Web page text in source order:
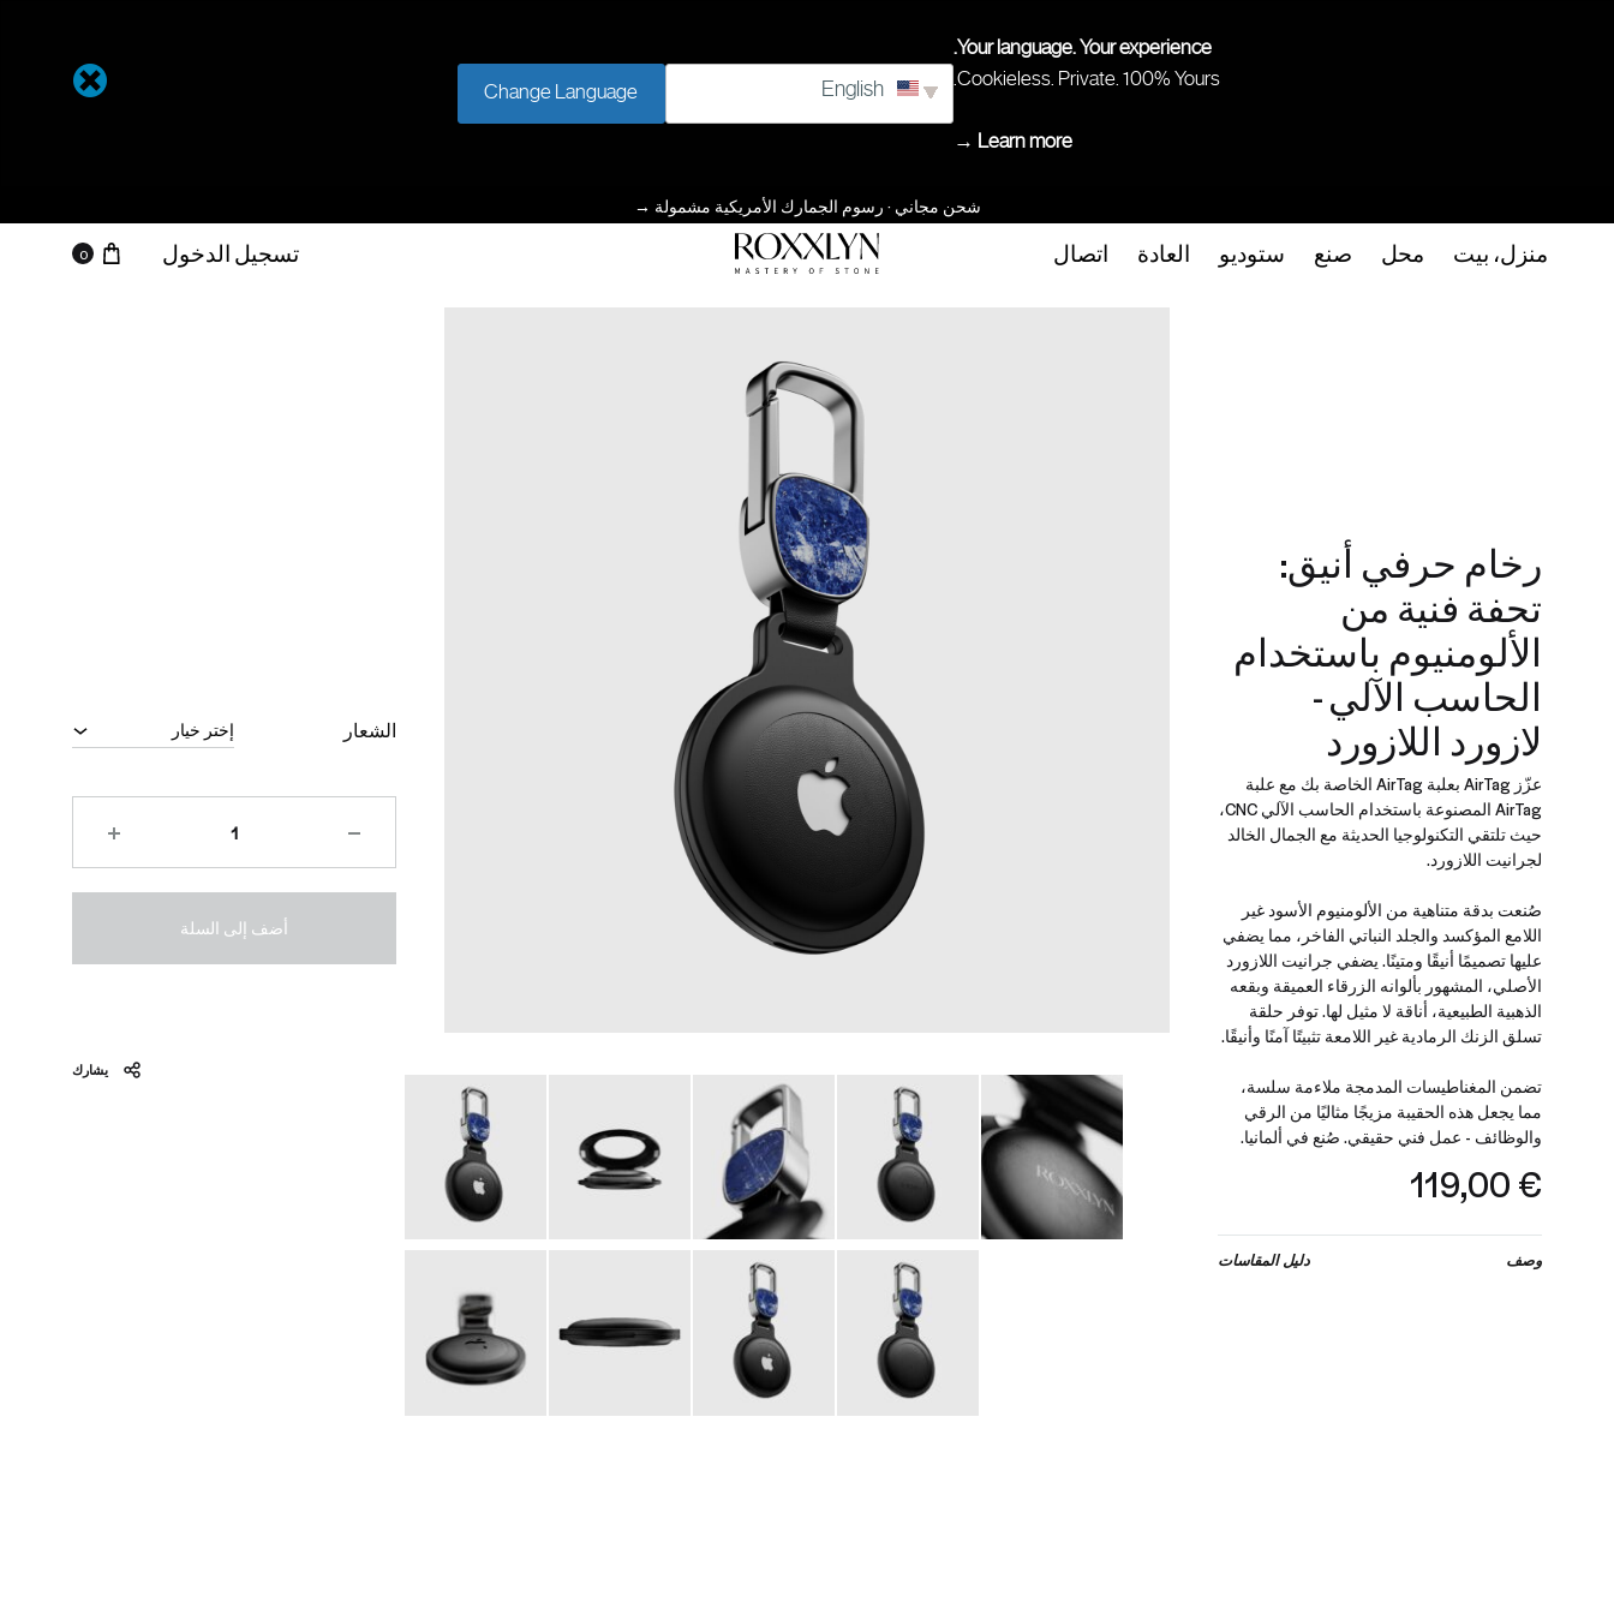
Your language. Your experience.
Cookieless. Private. 100% Yours.
Learn more →
English
Change Language
شحن مجاني · رسوم الجمارك الأمريكية مشمولة →
منزل، بيت محل صنع ستوديو العادة اتصال تسجيل الدخول 0
رخام حرفي أنيق:
تحفة فنية من
الألومنيوم باستخدام
الحاسب الآلي -
لازورد اللازورد
عزّز AirTag بعلبة AirTag الخاصة بك مع علبة
AirTag المصنوعة باستخدام الحاسب الآلي CNC،
حيث تلتقي التكنولوجيا الحديثة مع الجمال الخالد
لجرانيت اللازورد.
صُنعت بدقة متناهية من الألومنيوم الأسود غير
اللامع المؤكسد والجلد النباتي الفاخر، مما يضفي
عليها تصميمًا أنيقًا ومتينًا. يضفي جرانيت اللازورد
الأصلي، المشهور بألوانه الزرقاء العميقة وبقعه
الذهبية الطبيعية، أناقة لا مثيل لها. توفر حلقة
تسلق الزنك الرمادية غير اللامعة تثبيتًا آمنًا وأنيقًا.
تضمن المغناطيسات المدمجة ملاءمة سلسة،
مما يجعل هذه الحقيبة مزيجًا مثاليًا من الرقي
والوظائف - عمل فني حقيقي. صُنع في ألمانيا.
119,00 €
وصف دليل المقاسات
الشعار
أضف إلى السلة
يشارك